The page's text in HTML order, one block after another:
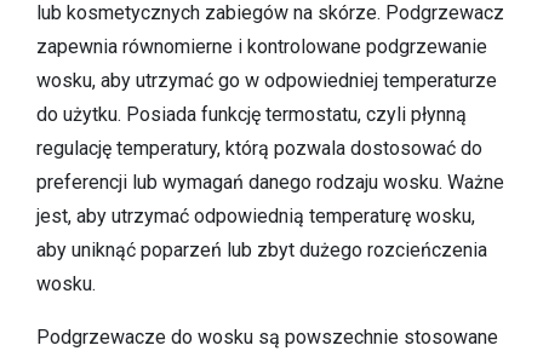
lub kosmetycznych zabiegów na skórze. Podgrzewacz
zapewnia równomierne i kontrolowane podgrzewanie
wosku, aby utrzymać go w odpowiedniej temperaturze
do użytku. Posiada funkcję termostatu, czyli płynną
regulację temperatury, którą pozwala dostosować do
preferencji lub wymagań danego rodzaju wosku. Ważne
jest, aby utrzymać odpowiednią temperaturę wosku,
aby uniknąć poparzeń lub zbyt dużego rozcieńczenia
wosku.
Podgrzewacze do wosku są powszechnie stosowane